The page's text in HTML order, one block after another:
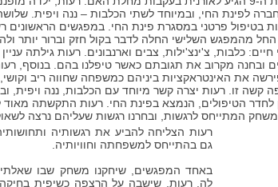
לפינת החי, ובמיוחד לשתי הכלבות – ננה ויפית.
בטיפול פרטני במסגרת פינת החי. במפגשים הראשונים
מהמפגש השלישי החלה לדבר בקול חזק וברור יותר
חיים: כלבות, צ'ינצ'ילות, צבים וארנבונים. רעות גילתה
ובחנה מקרוב את תגובתם כאשר טיפלנו בהם. בנוסף,
את האינטראקציות ביניהם כמשפחה שחווה ריב
זו. רעות יצרה קשר מיוחד עם הכלבות, ננה ויפית,
הטיפולים, הנמצא בפינת החי. רעות התקשתה מאוד
משחק המתייחס לרגשות, ובחרנו רגשות שעליהם נרצה
רעות הצליחה להביע את רגשותיה
גם בהתייחס למשפחתה וחוויותיה.
באחד המפגשים, שיחקנו משחק שבו
לה. רעות, שישבה על הרצפה כשיפית